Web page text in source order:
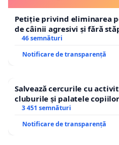
Petiție privind eliminarea
de câinii agresivi și fără
46 semnături
Notificare de transparență
Salvează cercurile cu
cluburile și palatele copiilor
3 451 semnături
Notificare de transparență